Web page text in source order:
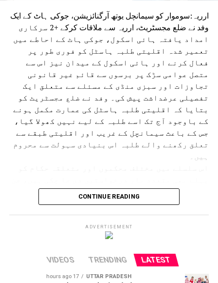
گا۔
ارریہ:سوموار کو سیمانچل یوتھ آرگنائزیشن، جوکی ہاٹ کے ایک
وفد نے ضلع مجسٹریٹ، ارریہ سے ملاقات کرکے +2 سرکاری
امداد یافتہ ہائی اسکول، جوکی ہاٹ کے احاطے میں
تعمیر شدہ اقلیتی طلبہ ہاسٹل کو فوری طور پر
فعال کرنے اور ہائی اسکول کے میدان نیز اس سے
متصل عوامی سڑک پر برسوں سے قائم غیر قانونی
تجاوزات اور سبزی منڈی کے مسئلے سے متعلق ایک
تفصیلی عرضداشت پیش کی۔ وفد نے ضلع مجسٹریٹ کو
بتایا کہ اقلیتی طلبہ ہاسٹل کی عمارت مکمل ہونے
کے باوجود آج تک اسے طلبہ کے لیے نہیں کھولا گیا،
جس کے باعث سیمانچل کے غریب اور اقلیتی طبقے سے
تعلق رکھنے والے طلبہ اس بنیادی سہولت سے محروم
ہیں۔
کی تفصیلات بھی ضلع مجسٹریٹ کے سامنے پیش کی
گئیں۔ اس موقع پر وفد نے جوکی ہاٹ ہائی اسکول کے
میدان اور اس سے گزرنے والی عوامی سڑک پر قائم
غیر قانونی سبزی منڈی اور تجاوزات کا معاملہ
بھی اٹھایا۔ وفد نے کہا کہ اس تجاوز کی وجہ سے
اسکول آنے جانے میں شدید دشواری کا سامنا کرنا
پڑتا ہے۔ سڑک پر ہر وقت ٹریفک جام رہتا ہے،
CONTINUE READING
ADVERTISEMENT
LATEST
TRENDING
VIDEOS
UTTAR PRADESH
17 hours ago